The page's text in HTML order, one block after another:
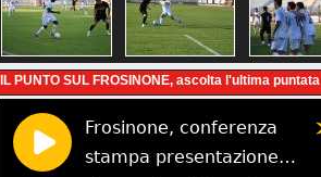
IL PUNTO SUL FROSINONE, ascolta l'ultima puntata